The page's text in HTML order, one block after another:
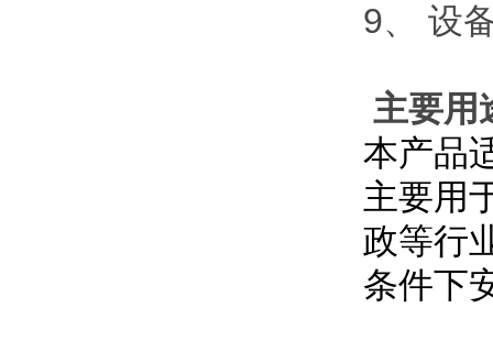
9、 设
主要用
本产品
主要用
政等行
条件下